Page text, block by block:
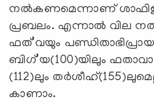
നല്‍കണമെന്നാണ്
പ്രബലം. എന്നാല്‍ വില
ഫത്’വയും
ബിഗ്’യ(100)യിലും
(112)ലും
കാണാം.